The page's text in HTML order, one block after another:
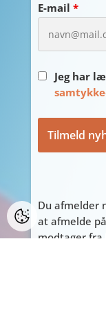
E-mail *
Jeg har
Du afmelder
at afmelde
modtager fra